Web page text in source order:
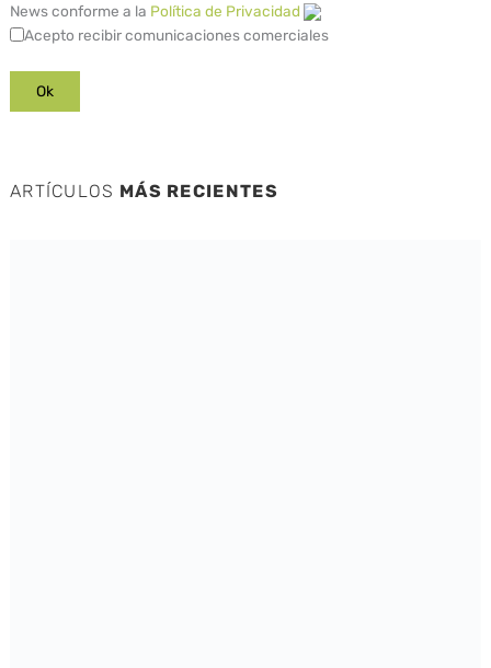
News conforme a la Política de Privacidad
Acepto recibir comunicaciones comerciales
ARTÍCULOS MÁS RECIENTES